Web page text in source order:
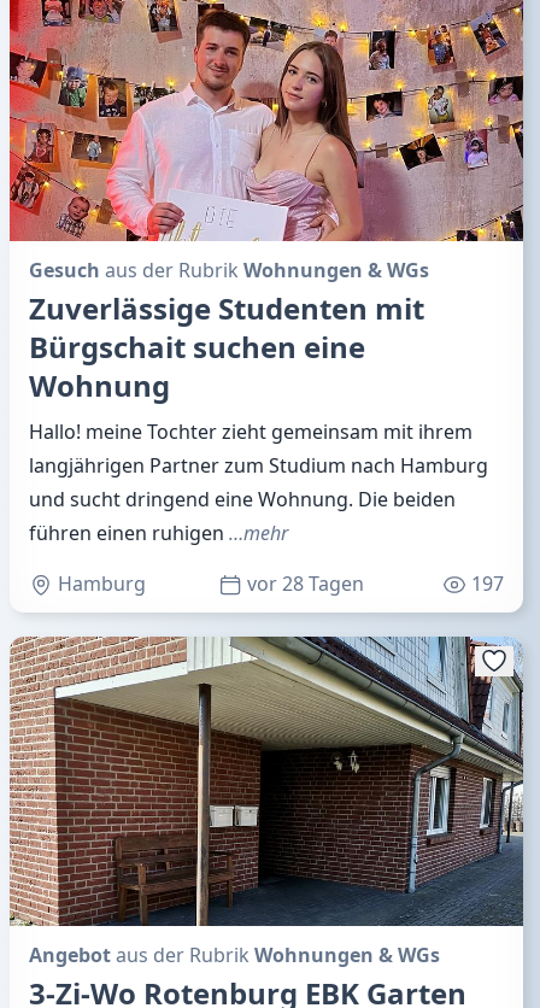
Gesuch aus der Rubrik Wohnungen & WGs
Zuverlässige Studenten mit
Bürgschait suchen eine
Wohnung
Hallo! meine Tochter zieht gemeinsam mit ihrem
langjährigen Partner zum Studium nach Hamburg
und sucht dringend eine Wohnung. Die beiden
führen einen ruhigen …mehr
Hamburg
vor 28 Tagen 197
Angebotaus der Rubrik Wohnungen & WGs
3-Zi-Wo Rotenburg EBK Garten